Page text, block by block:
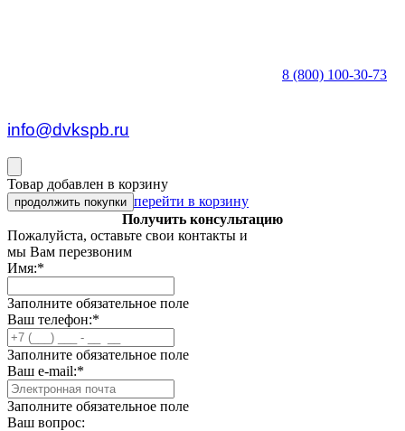
8 (800) 100-30-73
info@dvkspb.ru
Товар добавлен в корзину
продолжить покупки перейти в корзину
Получить консультацию
Пожалуйста, оставьте свои контакты и
мы Вам перезвоним
Имя:*
Заполните обязательное поле
Ваш телефон:*
Заполните обязательное поле
Ваш e-mail:*
Заполните обязательное поле
Ваш вопрос: